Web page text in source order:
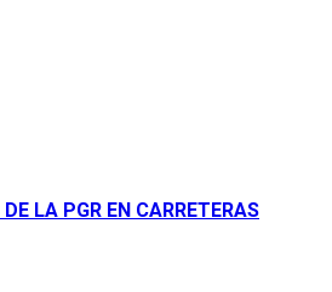
LA PGR EN CARRETERAS